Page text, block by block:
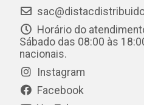
Horário do
Sábado das 08:00 às
nacionais.
Instagram
Facebook